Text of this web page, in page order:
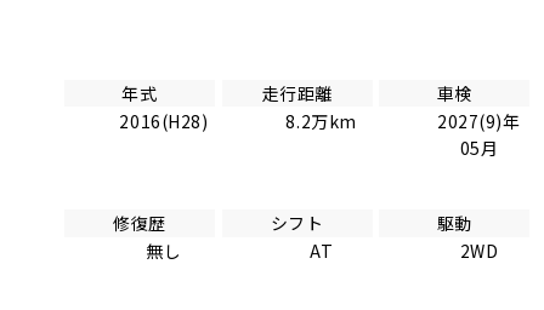
年式
2016(H28)
走行距離
8.2万km
車検
2027(9)年
05月
修復歴
無し
シフト
AT
駆動
2WD